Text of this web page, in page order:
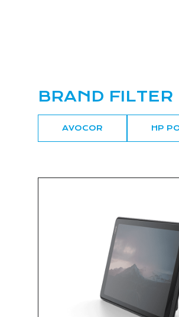
BRAND FILTER
AVOCOR HP